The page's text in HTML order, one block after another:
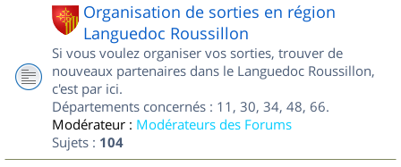
Organisation de sorties en région
Languedoc Roussillon
Si vous voulez organiser vos sorties, trouver de
nouveaux partenaires dans le Languedoc Roussillon,
c'est par ici.
Départements concernés : 11, 30, 34, 48, 66.
Modérateur : Modérateurs des Forums
Sujets : 104